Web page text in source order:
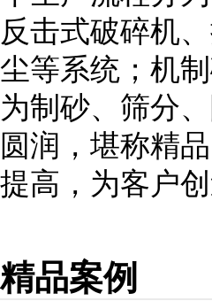
反击式破碎机
尘等系统；机
为制砂、筛分
圆润，堪称精
提高，为客户
精品案例